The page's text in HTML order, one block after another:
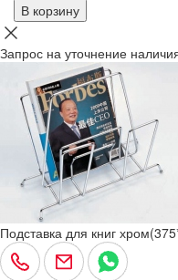
В корзину
Запрос на уточнение
Подставка для книг